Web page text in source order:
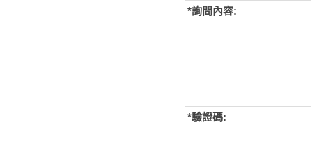
*詢問內容:
*驗證碼: